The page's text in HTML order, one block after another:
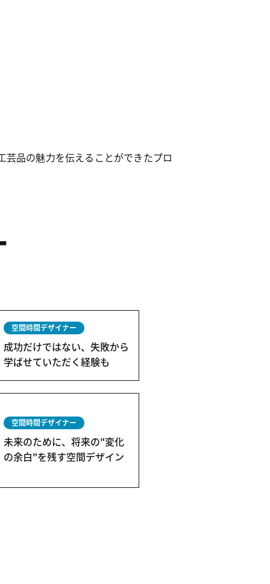
品の魅力を伝えることができたプロ
空間時間デザイナー
成功だけではない、失敗から
学ばせていただく経験も
空間時間デザイナー
未来のために、将来の"変化
の余白"を残す空間デザイン